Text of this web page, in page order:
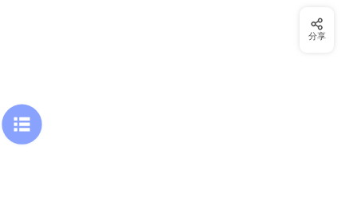
分享